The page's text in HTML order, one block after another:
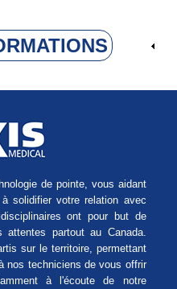
de pointe, vous aidant
solidifier votre relation avec
ont pour but de
partout au Canada.
sur le territoire, permettant
nos techniciens de vous offrir
à l'écoute de notre